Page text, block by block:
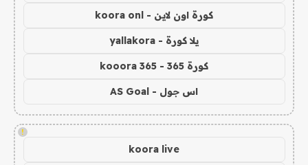
كورة اون لاين - koora onl
يلا كورة - yallakora
كورة 365 - kooora 365
اس جول - AS Goal
!
koora live